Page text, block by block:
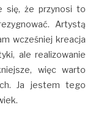
się, że przynosi to
Artystą
wcześniej kreacja
ale realizowanie
więc warto
Ja jestem tego